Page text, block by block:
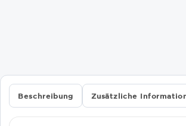
Beschreibung Zusätzliche